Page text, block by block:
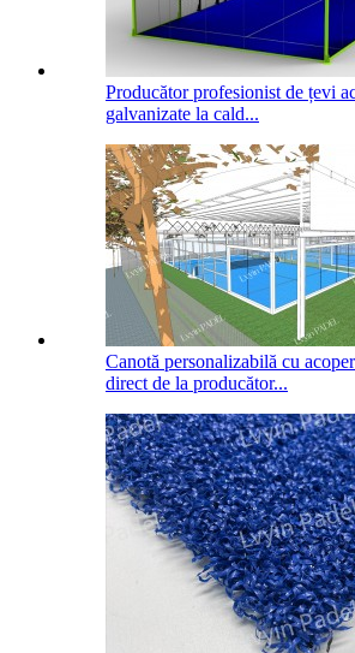
Producător profesionist de țevi
galvanizate la cald...
Canotă personalizabilă cu
direct de la producător...